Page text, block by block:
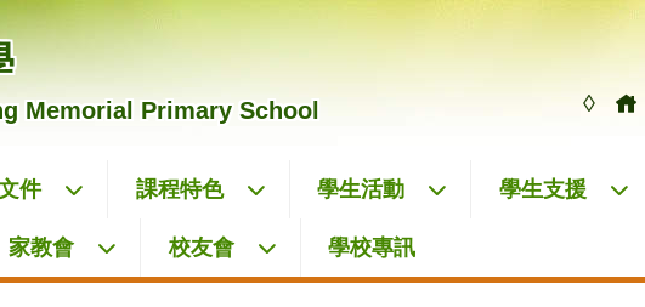
Memorial Primary School ◊
件 課程特色 學生活動 學生支援
家教會 校友會 學校專訊